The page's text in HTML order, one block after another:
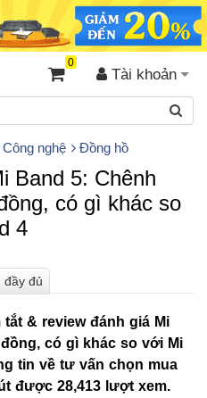
Tài khoản
0
Công nghệ Đồng hồ
Band 5: Chênh
có gì khác so
4
& review đánh giá Mi
có gì khác so với Mi
tin về tư vấn chọn mua
được 28,413 lượt xem.